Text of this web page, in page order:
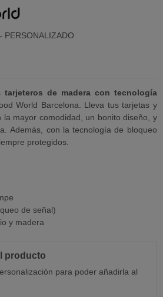
PERSONALIZADO
tarjeteros de madera con tecnología
World Barcelona. Lleva tus tarjetas y
la mayor comodidad, un bonito diseño, y
Además, con la tecnología de bloqueo
protegidos.
de señal)
y madera
producto
para poder añadirla al